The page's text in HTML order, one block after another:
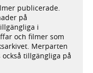
publicerade.
på
i
och filmer som
Merparten
tillgängliga på